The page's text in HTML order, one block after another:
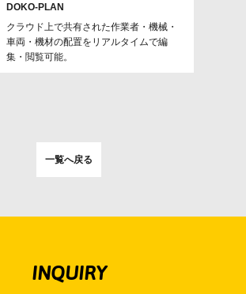
DOKO-PLAN
クラウド上で共有された作業者・機械・
車両・機材の配置をリアルタイムで編
集・閲覧可能。
一覧へ戻る
INQUIRY